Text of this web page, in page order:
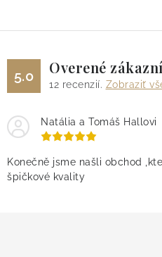
5.0 Overené
12 recenzií. Zobraziť
Natália a Tomáš Hallovi
Konečně jsme našli obchod
špičkové kvality